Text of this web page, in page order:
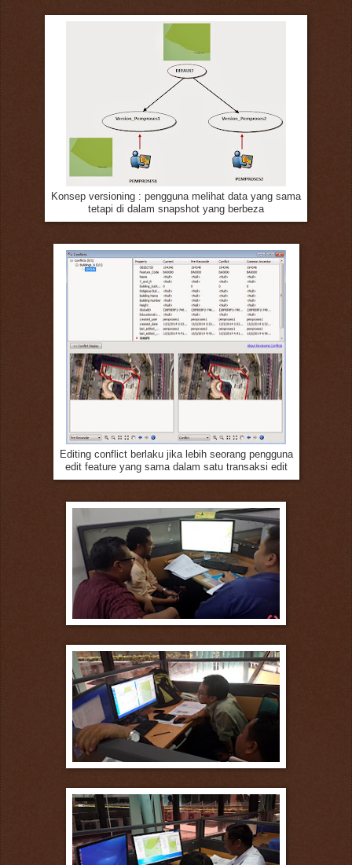
Konsep versioning : pengguna melihat data yang sama
tetapi di dalam snapshot yang berbeza
Editing conflict berlaku jika lebih seorang pengguna
edit feature yang sama dalam satu transaksi edit